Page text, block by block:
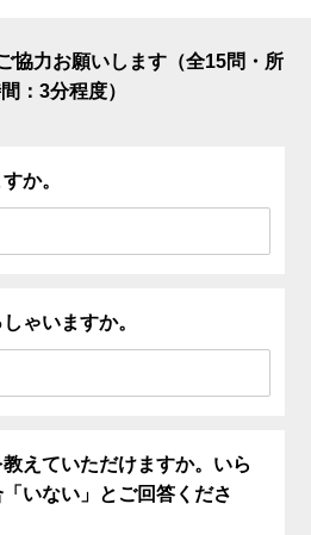
協力お願いします（全15問・所
：3分程度）
か。
ゃいますか。
えていただけますか。いら
いない」とご回答くださ